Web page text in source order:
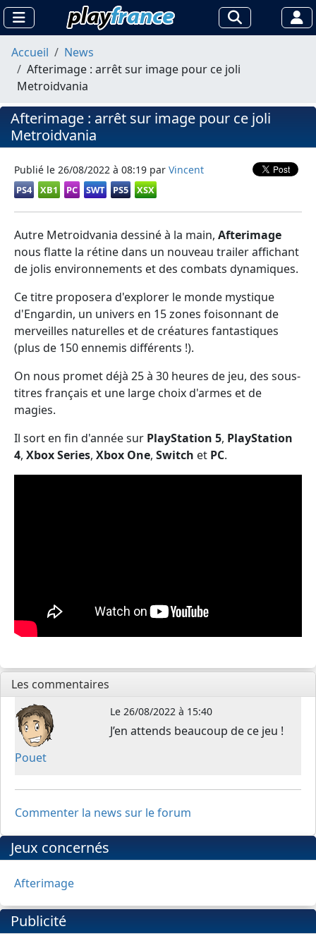
Accueil
News
Afterimage : arrêt sur image pour ce joli
Metroidvania
Afterimage : arrêt sur image pour ce joli
Metroidvania
Publié le 26/08/2022 à 08:19 par Vincent
PS4 XB1 PC SWT PS5 XSX
Autre Metroidvania dessiné à la main, Afterimage
nous flatte la rétine dans un nouveau trailer affichant
de jolis environnements et des combats dynamiques.
Ce titre proposera d'explorer le monde mystique
d'Engardin, un univers en 15 zones foisonnant de
merveilles naturelles et de créatures fantastiques
(plus de 150 ennemis différents !).
On nous promet déjà 25 à 30 heures de jeu, des sous-
titres français et une large choix d'armes et de
magies.
Il sort en fin d'année sur PlayStation 5, PlayStation
4, Xbox Series, Xbox One, Switch et PC.
Les commentaires
Pouet
Le 26/08/2022 à 15:40
J’en attends beaucoup de ce jeu !
Commenter la news sur le forum
Jeux concernés
Afterimage
Publicité